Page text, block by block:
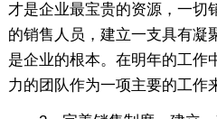
才是企业最宝贵的资源，一切
的销售人员，建立一支具有凝
是企业的根本。在明年的工作
力的团队作为一项主要的工作